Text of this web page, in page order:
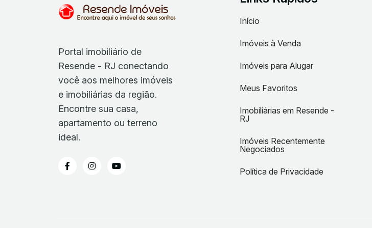
Portal imobiliário de
Resende - RJ conectando
você aos melhores imóveis
e imobiliárias da região.
Encontre sua casa,
apartamento ou terreno
ideal.
Início
Imóveis à Venda
Imóveis para Alugar
Meus Favoritos
Imobiliárias em Resende -
RJ
Imóveis Recentemente
Negociados
Política de Privacidade